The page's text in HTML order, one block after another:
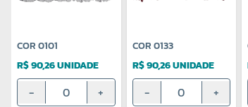
COR 0101
R$ 90,26 UNIDADE
- +
COR 0133
R$ 90,26 UNIDADE
- +